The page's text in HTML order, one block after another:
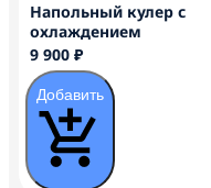
Напольный кулер с
охлаждением
9 900 ₽
Добавить